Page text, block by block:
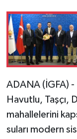
ADANA (İGFA)
Havutlu, Taşçı,
mahallelerini
suları modern